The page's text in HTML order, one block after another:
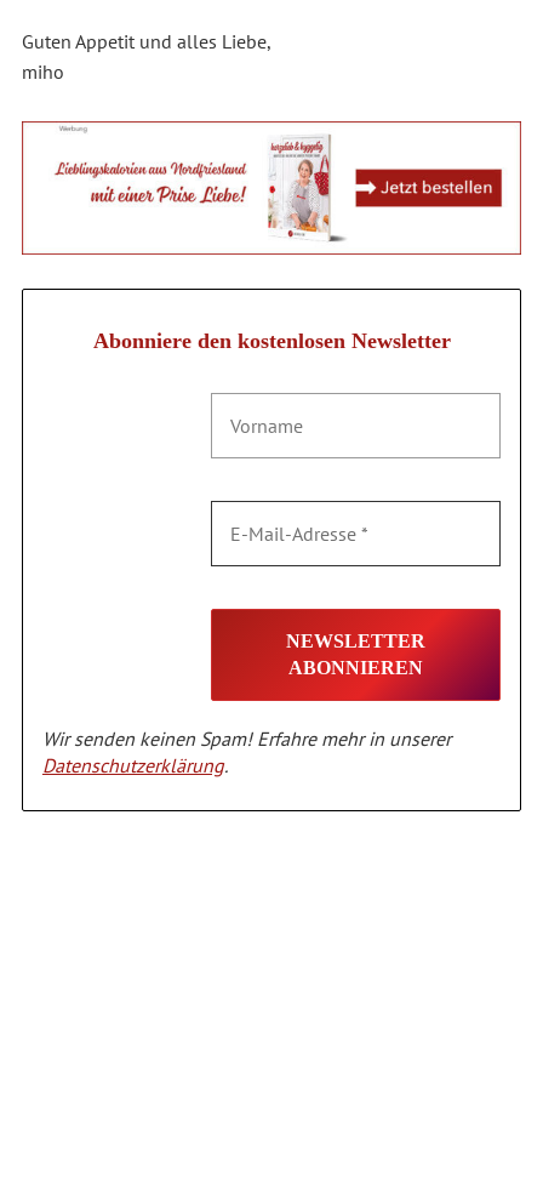
Guten Appetit und alles Liebe,
miho
Abonniere den kostenlosen Newsletter
Wir senden keinen Spam! Erfahre mehr in unserer
Datenschutzerklärung.
Alternative: